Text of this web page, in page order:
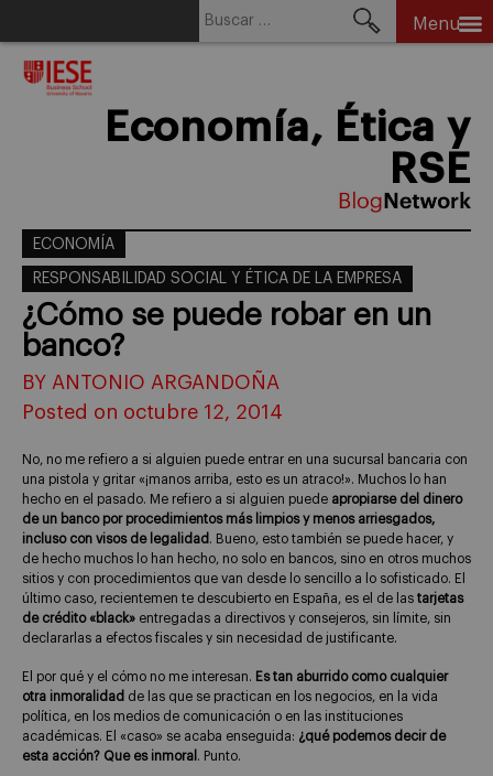
Menu
Economía, Ética y
RSE
ECONOMÍA
RESPONSABILIDAD SOCIAL Y ÉTICA DE LA EMPRESA
¿Cómo se puede robar en un
banco?
BY ANTONIO ARGANDOÑA
Posted on octubre 12, 2014
No, no me refiero a si alguien puede entrar en una sucursal bancaria con
una pistola y gritar «¡manos arriba, esto es un atraco!». Muchos lo han
hecho en el pasado. Me refiero a si alguien puede apropiarse del dinero
de un banco por procedimientos más limpios y menos arriesgados,
incluso con visos de legalidad . Bueno, esto también se puede hacer, y
de hecho muchos lo han hecho, no solo en bancos, sino en otros muchos
sitios y con procedimientos que van desde lo sencillo a lo sofisticado. El
último caso, recientemen te descubierto en España, es el de las tarjetas
de crédito «black» entregadas a directivos y consejeros, sin límite, sin
declararlas a efectos fiscales y sin necesidad de justificante.
El por qué y el cómo no me interesan. Es tan aburrido como cualquier
otra inmoralidad de las que se practican en los negocios, en la vida
política, en los medios de comunicación o en las instituciones
académicas. El «caso» se acaba enseguida: ¿qué podemos decir de
esta acción? Que es inmoral . Punto.